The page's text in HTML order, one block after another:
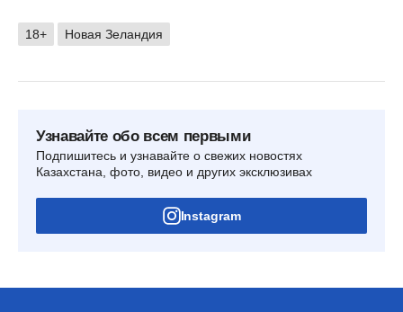
18+ Новая Зеландия
Узнавайте обо всем первыми
Подпишитесь и узнавайте о свежих новостях
Казахстана, фото, видео и других эксклюзивах
Instagram